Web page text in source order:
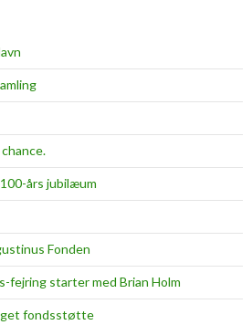
års jubilæum
Fonden
fejring starter med Brian Holm
fondsstøtte